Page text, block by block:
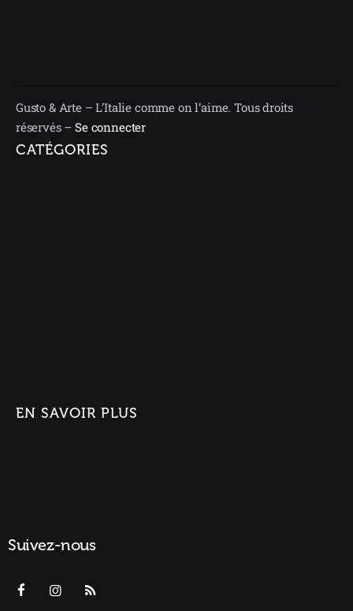
Gusto & Arte – L’Italie comme on l’aime. Tous droits
réservés –Se connecter
CATÉGORIES
EN SAVOIR PLUS
Suivez-nous